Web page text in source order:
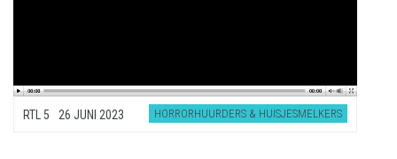
RTL 5 26 JUNI 2023 HORRORHUURDERS & HUISJESMELKERS